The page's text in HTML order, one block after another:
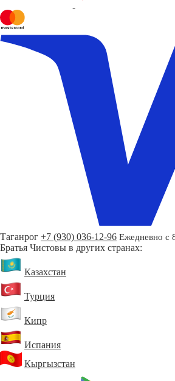
Таганрог +7 (930) 036-12-96 Ежедневно с
Братья Чистовы в других странах:
Казахстан
Турция
Кипр
Испания
Кыргызстан